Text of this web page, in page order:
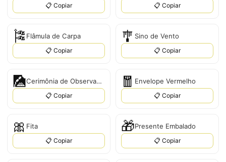
📋 Copiar 📋 Copiar
🎏 Flâmula de Carpa
📋 Copiar
🎐 Sino de Vento
📋 Copiar
🎑 Cerimônia de Observação da Lua
📋 Copiar
🧧 Envelope Vermelho
📋 Copiar
🎀 Fita
📋 Copiar
🎁Presente Embalado
📋 Copiar